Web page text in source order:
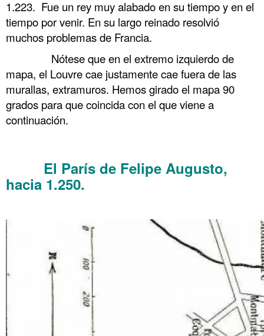
1.223. Fue un rey muy alabado en su tiempo y en el
tiempo por venir. En su largo reinado resolvió
muchos problemas de Francia.
Nótese que en el extremo izquierdo de
mapa, el Louvre cae justamente cae fuera de las
murallas, extramuros. Hemos girado el mapa 90
grados para que coincida con el que viene a
continuación.
El París de Felipe Augusto,
hacia 1.250.